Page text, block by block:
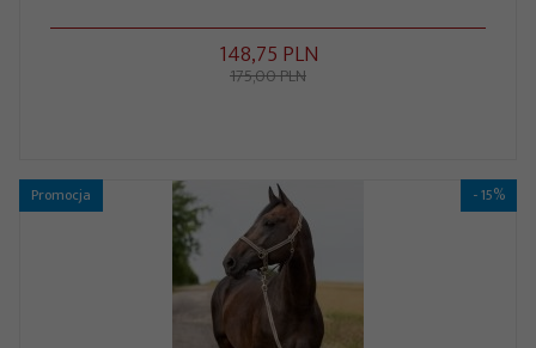
148,75 PLN
175,00 PLN
Promocja - 15%